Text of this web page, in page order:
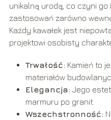
unikalną urodą, co czyni
zastosowań zarówno
Każdy kawałek jest
projektowi osobisty
Trwałość: Kamień to
materiałów
Elegancja: Jego
marmuru po granit.
Wszechstronność: